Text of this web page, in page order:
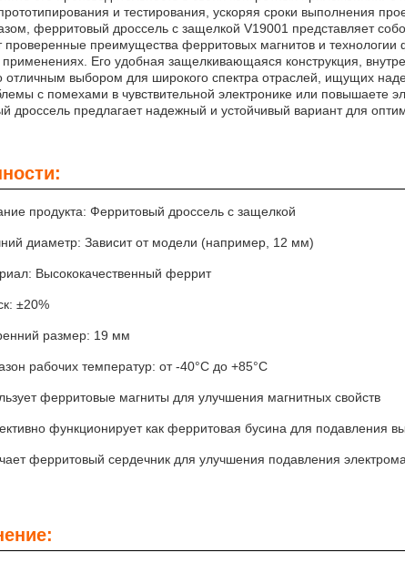
и тестирования, ускоряя сроки выполнения
ферритовый дроссель с защелкой V19001 представляет
проверенные преимущества ферритовых магнитов и
применениях. Его удобная защелкивающаяся конструкция,
отличным выбором для широкого спектра отраслей, ищущих
с помехами в чувствительной электронике или повышаете
дроссель предлагает надежный и устойчивый вариант для
продукта: Ферритовый дроссель с защелкой
диаметр: Зависит от модели (например, 12 мм)
Высококачественный феррит
±20%
размер: 19 мм
рабочих температур: от -40°C до +85°C
ферритовые магниты для улучшения магнитных свойств
функционирует как ферритовая бусина для подавления
ферритовый сердечник для улучшения подавления